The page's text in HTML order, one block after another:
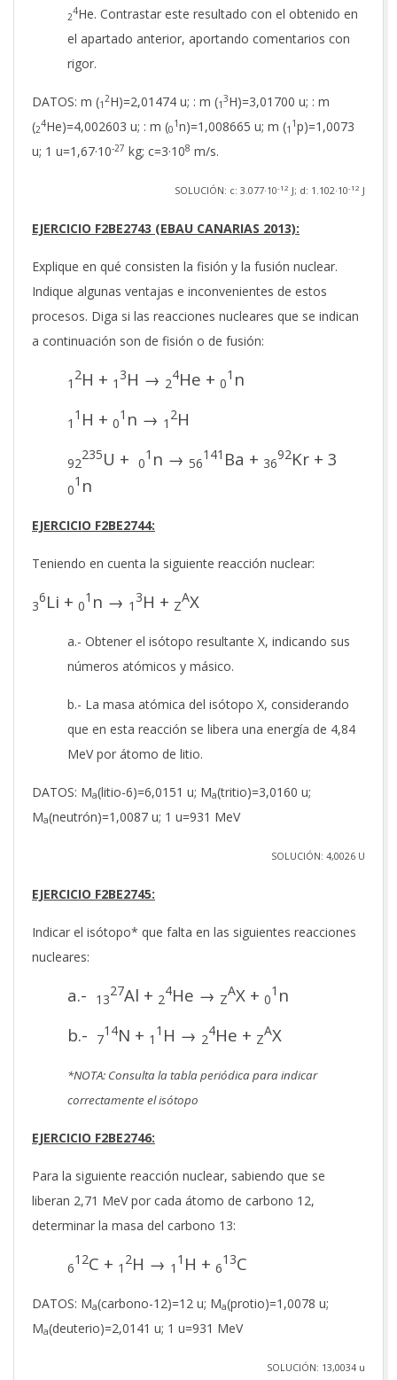
2
4He. Contrastar este resultado con el obtenido en
el apartado anterior, aportando comentarios con
rigor.
DATOS: m (1
2H)=2,01474 u; : m (1
3H)=3,01700 u; : m
(2
4He)=4,002603 u; : m (0
1n)=1,008665 u; m (1
1p)=1,0073
u; 1 u=1,67·10-27 kg; c=3·108 m/s.
SOLUCIÓN: c: 3.077·10-12 J; d: 1.102·10-12 J
EJERCICIO F2BE2743 (EBAU CANARIAS 2013):
Explique en qué consisten la fisión y la fusión nuclear.
Indique algunas ventajas e inconvenientes de estos
procesos. Diga si las reacciones nucleares que se indican
a continuación son de fisión o de fusión:
1
2H + 1
3H → 2
4He + 0
1 n
1
1 H + 0
1 n → 1
2H
92
235U + 0
1 n → 56
141 Ba + 36
92Kr + 3
0
1 n
EJERCICIO F2BE2744:
Teniendo en cuenta la siguiente reacción nuclear:
3
6Li + 0
1 n → 1
3H + Z
AX
a.- Obtener el isótopo resultante X, indicando sus
números atómicos y másico.
b.- La masa atómica del isótopo X, considerando
que en esta reacción se libera una energía de 4,84
MeV por átomo de litio.
DATOS: Ma(litio-6)=6,0151 u; Ma(tritio)=3,0160 u;
Ma(neutrón)=1,0087 u; 1 u=931 MeV
SOLUCIÓN: 4,0026 U
EJERCICIO F2BE2745:
Indicar el isótopo* que falta en las siguientes reacciones
nucleares:
a.- 13
27Al + 2
4He → Z
AX + 0
1 n
b.-
7
14N + 1
1 H → 2
4He + Z
AX
*NOTA: Consulta la tabla periódica para indicar
correctamente el isótopo
EJERCICIO F2BE2746:
Para la siguiente reacción nuclear, sabiendo que se
liberan 2,71 MeV por cada átomo de carbono 12,
determinar la masa del carbono 13:
6
12C + 1
2H → 1
1 H + 6
13C
DATOS: Ma(carbono-12)=12 u; Ma(protio)=1,0078 u;
Ma(deuterio)=2,0141 u; 1 u=931 MeV
SOLUCIÓN: 13,0034 u